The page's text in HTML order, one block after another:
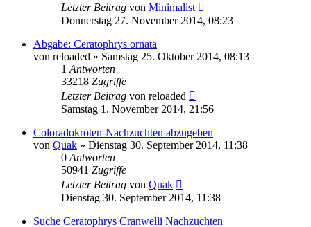
Letzter Beitrag von Minimalist
Donnerstag 27. November 2014, 08:23
Abgabe: Ceratophrys ornata
von reloaded » Samstag 25. Oktober 2014, 08:13
1 Antworten
33218 Zugriffe
Letzter Beitrag von reloaded
Samstag 1. November 2014, 21:56
Coloradokröten-Nachzuchten abzugeben
von Quak » Dienstag 30. September 2014, 11:38
0 Antworten
50941 Zugriffe
Letzter Beitrag von Quak
Dienstag 30. September 2014, 11:38
Suche Ceratophrys Cranwelli Nachzuchten